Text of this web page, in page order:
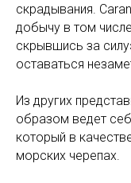
скрадывания.
добычу в том
скрывшись за
оставаться
Из других
образом ведет
который в
морских черепах.